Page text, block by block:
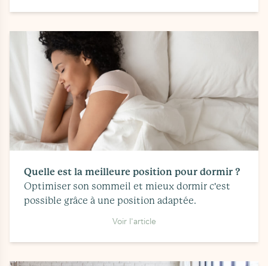
Quelle est la meilleure position pour dormir ?
Optimiser son sommeil et mieux dormir c'est
possible grâce à une position adaptée.
Voir l'article